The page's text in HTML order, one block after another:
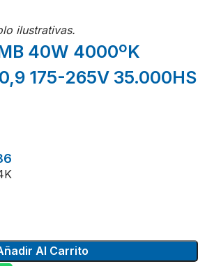
ilustrativas.
40W 4000ºK
175-265V 35.000HS
Al Carrito